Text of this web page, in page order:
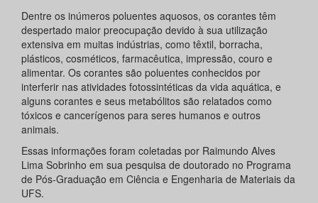
Dentre os inúmeros poluentes aquosos, os corantes têm
despertado maior preocupação devido à sua utilização
extensiva em muitas indústrias, como têxtil, borracha,
plásticos, cosméticos, farmacêutica, impressão, couro e
alimentar. Os corantes são poluentes conhecidos por
interferir nas atividades fotossintéticas da vida aquática, e
alguns corantes e seus metabólitos são relatados como
tóxicos e cancerígenos para seres humanos e outros
animais.
Essas informações foram coletadas por Raimundo Alves
Lima Sobrinho em sua pesquisa de doutorado no Programa
de Pós-Graduação em Ciência e Engenharia de Materiais da
UFS.